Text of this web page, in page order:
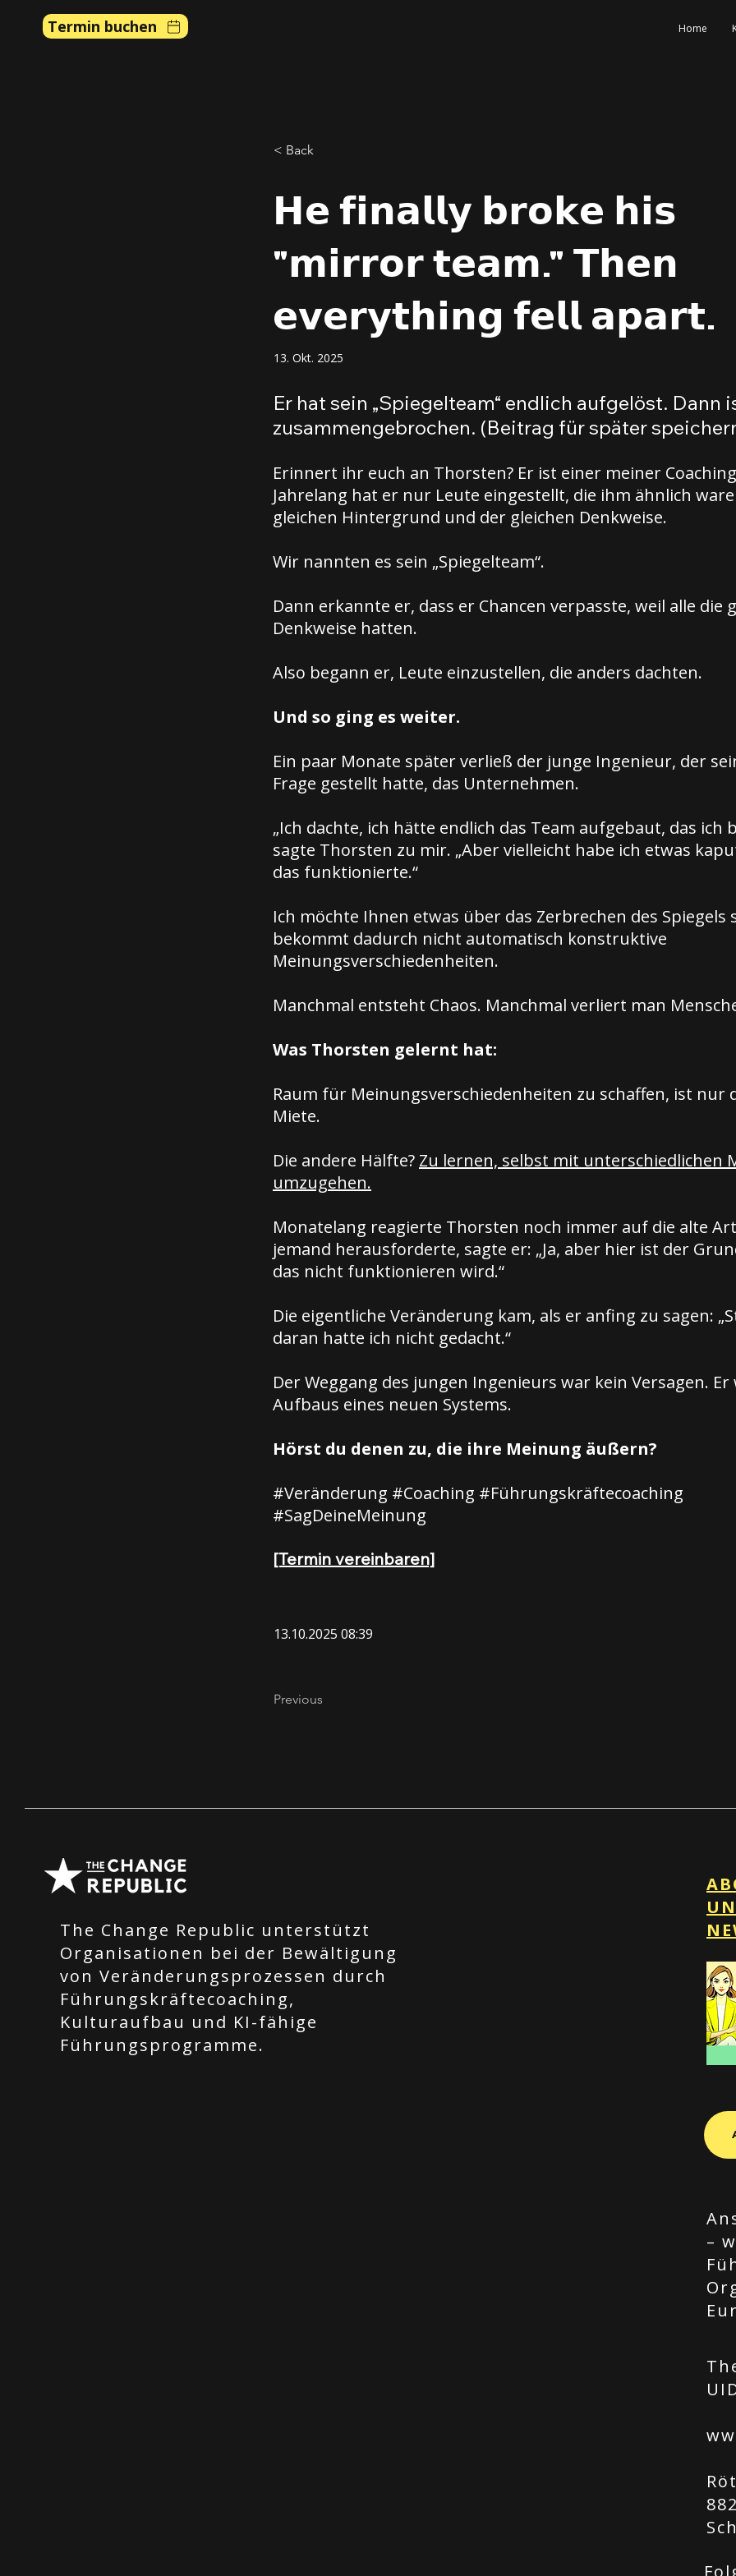
Termin buchen Home
< Back
𝗛𝗲 𝗳𝗶𝗻𝗮𝗹𝗹𝘆 𝗯𝗿𝗼𝗸𝗲 𝗵𝗶𝘀
"𝗺𝗶𝗿𝗿𝗼𝗿 𝘁𝗲𝗮𝗺." 𝗧𝗵𝗲𝗻
𝗲𝘃𝗲𝗿𝘆𝘁𝗵𝗶𝗻𝗴 𝗳𝗲𝗹𝗹 𝗮𝗽𝗮𝗿𝘁.
13. Okt. 2025
Er hat sein „Spiegelteam“ endlich aufgelöst. Dann
zusammengebrochen. (Beitrag für später
Erinnert ihr euch an Thorsten? Er ist einer meiner
Jahrelang hat er nur Leute eingestellt, die ihm ähnlich
gleichen Hintergrund und der gleichen Denkweise.
Wir nannten es sein „Spiegelteam“.
Dann erkannte er, dass er Chancen verpasste, weil alle die
Denkweise hatten.
Also begann er, Leute einzustellen, die anders dachten.
Und so ging es weiter.
Ein paar Monate später verließ der junge Ingenieur, der
Frage gestellt hatte, das Unternehmen.
„Ich dachte, ich hätte endlich das Team aufgebaut, das ich
sagte Thorsten zu mir. „Aber vielleicht habe ich etwas
das funktionierte.“
Ich möchte Ihnen etwas über das Zerbrechen des Spiegels
bekommt dadurch nicht automatisch konstruktive
Meinungsverschiedenheiten.
Manchmal entsteht Chaos. Manchmal verliert man
Was Thorsten gelernt hat:
Raum für Meinungsverschiedenheiten zu schaffen, ist nur
Miete.
Die andere Hälfte? Zu lernen, selbst mit unterschiedlichen
umzugehen.
Monatelang reagierte Thorsten noch immer auf die alte
jemand herausforderte, sagte er: „Ja, aber hier ist der
das nicht funktionieren wird.“
Die eigentliche Veränderung kam, als er anfing zu sagen:
daran hatte ich nicht gedacht.“
Der Weggang des jungen Ingenieurs war kein Versagen. Er
Aufbaus eines neuen Systems.
Hörst du denen zu, die ihre Meinung äußern?
#Veränderung #Coaching #Führungskräftecoaching
#SagDeineMeinung
[Termin vereinbaren]
13.10.2025 08:39
Previous
The Change Republic unterstützt
Organisationen bei der Bewältigung
von Veränderungsprozessen durch
Führungskräftecoaching,
Kulturaufbau und KI-fähige
Führungsprogramme.
–